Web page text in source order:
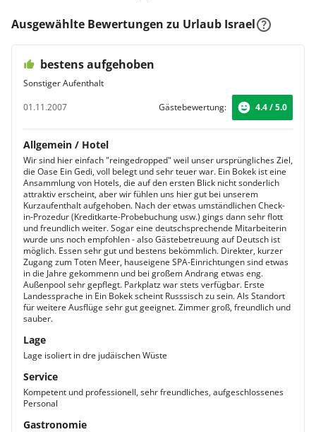
Ausgewählte Bewertungen zu Urlaub Israel
bestens aufgehoben
Sonstiger Aufenthalt
01.11.2007
Gästebewertung: 4.4 / 5.0
Allgemein / Hotel
Wir sind hier einfach "reingedropped" weil unser ursprüngliches Ziel,
die Oase Ein Gedi, voll belegt und sehr teuer war. Ein Bokek ist eine
Ansammlung von Hotels, die auf den ersten Blick nicht sonderlich
attraktiv erscheint, aber wir fühlen uns hier gut bei unserem
Kurzaufenthalt aufgehoben. Nach der etwas umständlichen Check-
in-Prozedur (Kreditkarte-Probebuchung usw.) gings dann sehr flott
und freundlich weiter. Sogar eine deutschsprechende Mitarbeiterin
wurde uns noch empfohlen - also Gästebetreuung auf Deutsch ist
möglich. Essen sehr gut und bestens bekömmlich. Direkter, kurzer
Zugang zum Toten Meer, hauseigene SPA-Einrichtungen sind etwas
in die Jahre gekommenn und bei großem Andrang etwas eng.
Außenpool sehr gepflegt. Parkplatz war stets verfügbar. Erste
Landessprache in Ein Bokek scheint Russsisch zu sein. Als Standort
für weitere Ausflüge sehr gut geeignet. Zimmer groß, freundlich und
sauber.
Lage
Lage isoliert in dre judäischen Wüste
Service
Kompetent und professionell, sehr freundliches, aufgeschlossenes
Personal
Gastronomie